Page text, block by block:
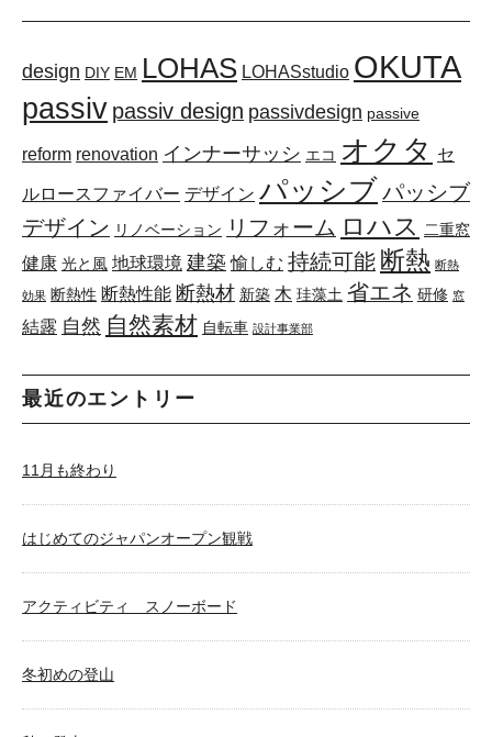
design DIY EM LOHAS LOHASstudio OKUTA
passiv passiv design passivdesign passive
reform renovation インナーサッシ エコ オクタ セ
ルロースファイバー デザイン パッシブ パッシブ
デザイン リノベーション リフォーム ロハス 二重窓
健康 光と風 地球環境 建築 愉しむ 持続可能 断熱 断熱
効果 断熱性 断熱性能 断熱材 新築 木 珪藻土 省エネ 研修 窓
結露 自然 自然素材 自転車 設計事業部
最近のエントリー
11月も終わり
はじめてのジャパンオープン観戦
アクティビティ スノーボード
冬初めの登山